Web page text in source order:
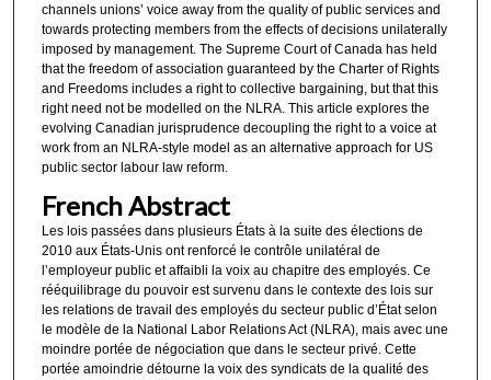
channels unions’ voice away from the quality of public services and
towards protecting members from the effects of decisions unilaterally
imposed by management. The Supreme Court of Canada has held
that the freedom of association guaranteed by the Charter of Rights
and Freedoms includes a right to collective bargaining, but that this
right need not be modelled on the NLRA. This article explores the
evolving Canadian jurisprudence decoupling the right to a voice at
work from an NLRA-style model as an alternative approach for US
public sector labour law reform.
French Abstract
Les lois passées dans plusieurs États à la suite des élections de
2010 aux États-Unis ont renforcé le contrôle unilatéral de
l’employeur public et affaibli la voix au chapitre des employés. Ce
rééquilibrage du pouvoir est survenu dans le contexte des lois sur
les relations de travail des employés du secteur public d’État selon
le modèle de la National Labor Relations Act (NLRA), mais avec une
moindre portée de négociation que dans le secteur privé. Cette
portée amoindrie détourne la voix des syndicats de la qualité des